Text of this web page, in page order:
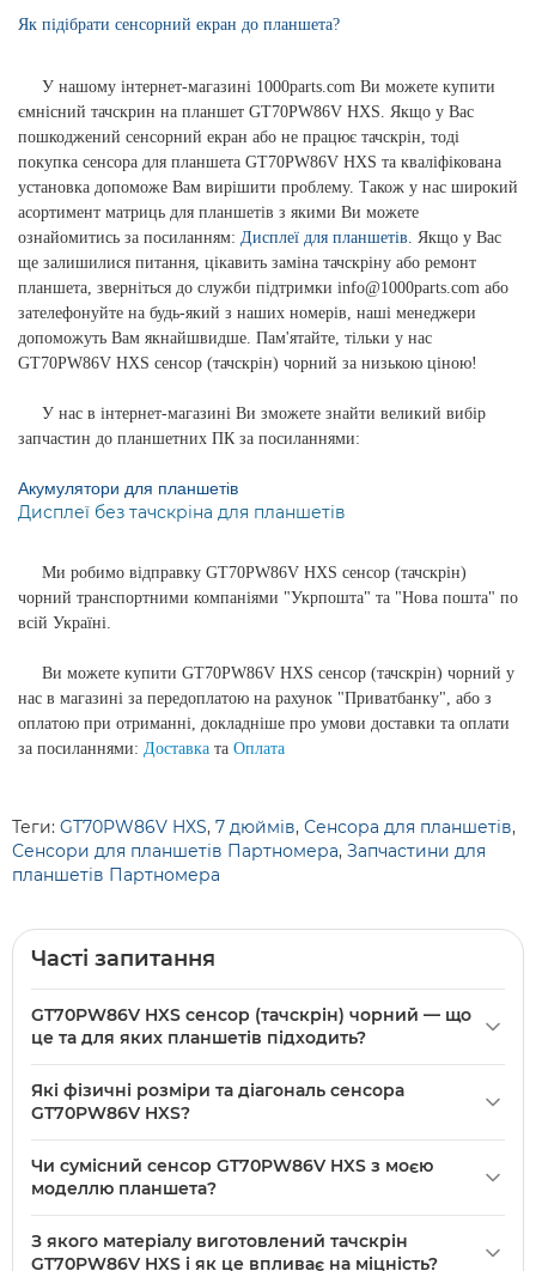
Як підібрати сенсорний екран до планшета?
У нашому інтернет-магазині 1000parts.com Ви можете купити
ємнісний тачскрин на планшет GT70PW86V HXS. Якщо у Вас
пошкоджений сенсорний екран або не працює тачскрін, тоді
покупка сенсора для планшета GT70PW86V HXS та кваліфікована
установка допоможе Вам вирішити проблему. Також у нас широкий
асортимент матриць для планшетів з якими Ви можете
ознайомитись за посиланням: Дисплеї для планшетів. Якщо у Вас
ще залишилися питання, цікавить заміна тачскріну або ремонт
планшета, зверніться до служби підтримки info@1000parts.com або
зателефонуйте на будь-який з наших номерів, наші менеджери
допоможуть Вам якнайшвидше. Пам'ятайте, тільки у нас
GT70PW86V HXS сенсор (тачскрін) чорний за низькою ціною!
У нас в інтернет-магазині Ви зможете знайти великий вибір
запчастин до планшетних ПК за посиланнями:
Акумулятори для планшетів
Дисплеї без тачскріна для планшетів
Ми робимо відправку GT70PW86V HXS сенсор (тачскрін)
чорний транспортними компаніями "Укрпошта" та "Нова пошта" по
всій Україні.
Ви можете купити GT70PW86V HXS сенсор (тачскрін) чорний у
нас в магазині за передоплатою на рахунок "Приватбанку", або з
оплатою при отриманні, докладніше про умови доставки та оплати
за посиланнями: Доставка та Оплата
Теги: GT70PW86V HXS, 7 дюймів, Сенсора для планшетів,
Сенсори для планшетів Партномера, Запчастини для
планшетів Партномера
Часті запитання
GT70PW86V HXS сенсор (тачскрін) чорний — що
це та для яких планшетів підходить?
сенсорний екран розміром 186 мм x 111 мм зі скла та
сумісними габаритами та розʼємами. Перед купівлею
порівняйте фізичний розмір 186x111 мм і конструкцію
Які фізичні розміри та діагональ сенсора
GT70PW86V HXS?
фізичний розмір 186 мм x 111 мм. Матеріал — скло і
Чи сумісний сенсор GT70PW86V HXS з моєю
моделлю планшета?
розмірами 186x111 мм та розташуванням/типом шлейфа.
З якого матеріалу виготовлений тачскрін
GT70PW86V HXS і як це впливає на міцність?